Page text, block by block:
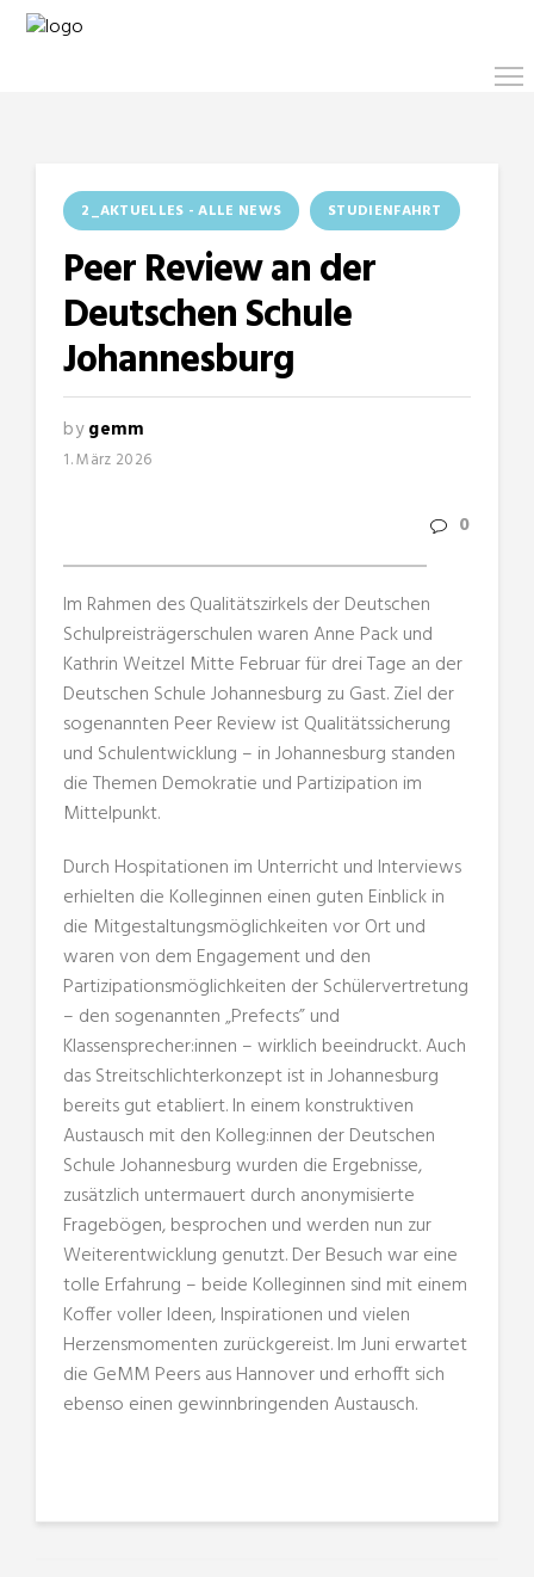
2_AKTUELLES - ALLE NEWS STUDIENFAHRT
Peer Review an der
Deutschen Schule
Johannesburg
bygemm
1. März 2026
0
Im Rahmen des Qualitätszirkels der Deutschen
Schulpreisträgerschulen waren Anne Pack und
Kathrin Weitzel Mitte Februar für drei Tage an der
Deutschen Schule Johannesburg zu Gast. Ziel der
sogenannten Peer Review ist Qualitätssicherung
und Schulentwicklung – in Johannesburg standen
die Themen Demokratie und Partizipation im
Mittelpunkt.
Durch Hospitationen im Unterricht und Interviews
erhielten die Kolleginnen einen guten Einblick in
die Mitgestaltungsmöglichkeiten vor Ort und
waren von dem Engagement und den
Partizipationsmöglichkeiten der Schülervertretung
– den sogenannten „Prefects” und
Klassensprecher:innen – wirklich beeindruckt. Auch
das Streitschlichterkonzept ist in Johannesburg
bereits gut etabliert. In einem konstruktiven
Austausch mit den Kolleg:innen der Deutschen
Schule Johannesburg wurden die Ergebnisse,
zusätzlich untermauert durch anonymisierte
Fragebögen, besprochen und werden nun zur
Weiterentwicklung genutzt. Der Besuch war eine
tolle Erfahrung – beide Kolleginnen sind mit einem
Koffer voller Ideen, Inspirationen und vielen
Herzensmomenten zurückgereist. Im Juni erwartet
die GeMM Peers aus Hannover und erhofft sich
ebenso einen gewinnbringenden Austausch.​​​​​​​​​​​​​​​